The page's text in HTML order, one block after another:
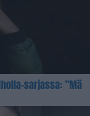
sarjassa: ”Mä